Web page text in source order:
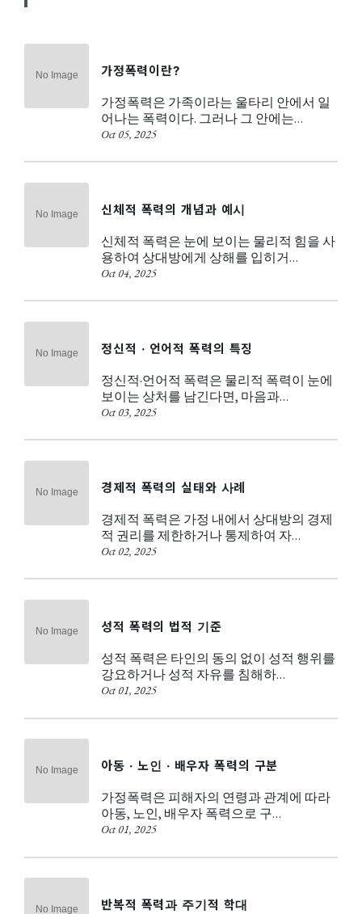
가정폭력이란?
가정폭력은 가족이라는 울타리 안에서 일
어나는 폭력이다. 그러나 그 안에는…
Oct 05, 2025
신체적 폭력의 개념과 예시
신체적 폭력은 눈에 보이는 물리적 힘을 사
용하여 상대방에게 상해를 입히거…
Oct 04, 2025
정신적 · 언어적 폭력의 특징
정신적·언어적 폭력은 물리적 폭력이 눈에
보이는 상처를 남긴다면, 마음과…
Oct 03, 2025
경제적 폭력의 실태와 사례
경제적 폭력은 가정 내에서 상대방의 경제
적 권리를 제한하거나 통제하여 자…
Oct 02, 2025
성적 폭력의 법적 기준
성적 폭력은 타인의 동의 없이 성적 행위를
강요하거나 성적 자유를 침해하…
Oct 01, 2025
아동 · 노인 · 배우자 폭력의 구분
가정폭력은 피해자의 연령과 관계에 따라
아동, 노인, 배우자 폭력으로 구…
Oct 01, 2025
반복적 폭력과 주기적 학대